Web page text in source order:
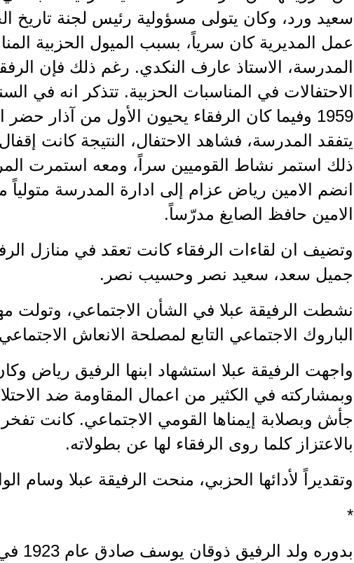
سعيد ورد، وكان يتولى مسؤولية رئيس لجنة
عمل المديرية كان سرياً، بسبب الميول الحزبية
المدرسة، الاستاذ عارف النكدي. رغم ذلك فإن
1959 وفيما كان الرفقاء يحيون الأول من آذار
يتفقد المدرسة، فشاهد الاحتفال، النتيجة كانت
ذلك استمر نشاط القوميين سراً، ومعه استمرت
انضم الامين رياض عزام إلى ادارة المدرسة متولياً
الامين حافظ الصايغ مدرّساً.
وتضيف ان لقاءات الرفقاء كانت تعقد في منازل
جميل سعد، سعيد نصر وحسيب نصر.
نشطت الرفيقة عبلا في الشأن الاجتماعي، وتولت
الباروك الاجتماعي التابع لمصلحة الانعاش
واجهت الرفيقة عبلا استشهاد ابنها الرفيق رياض
وبمشاركته في الكثير من اعمال المقاومة ضد
جأش وبصلابة إيمناها القومي الاجتماعي. كانت تفخر
بالاعتزاز كلما روى الرفقاء لها عن بطولاته.
وتقديراً لأدائها الحزبي، منحت الرفيقة عبلا وسام
*
بدوره